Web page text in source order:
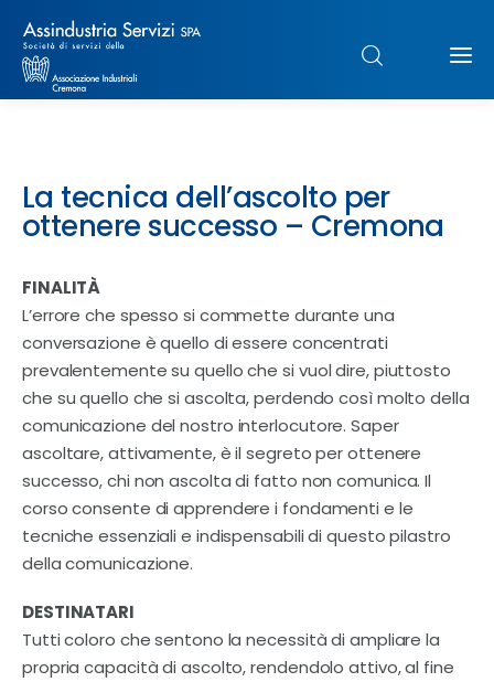
Struttura
Formazione
Paghe
Servizi & Sportelli
UNIMPIEGO
Contatti
La tecnica dell’ascolto per
ottenere successo – Cremona
FINALITÀ
L’errore che spesso si commette durante una
conversazione è quello di essere concentrati
prevalentemente su quello che si vuol dire, piuttosto
che su quello che si ascolta, perdendo così molto della
comunicazione del nostro interlocutore. Saper
ascoltare, attivamente, è il segreto per ottenere
successo, chi non ascolta di fatto non comunica. Il
corso consente di apprendere i fondamenti e le
tecniche essenziali e indispensabili di questo pilastro
della comunicazione.
DESTINATARI
Tutti coloro che sentono la necessità di ampliare la
propria capacità di ascolto, rendendolo attivo, al fine